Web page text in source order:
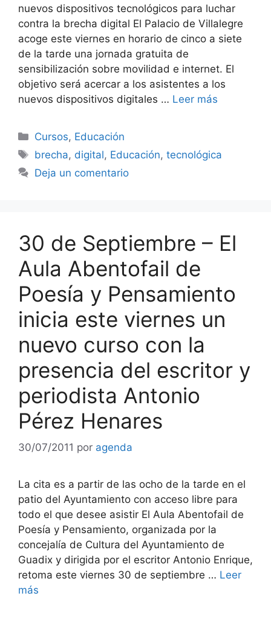
nuevos dispositivos tecnológicos para luchar
contra la brecha digital El Palacio de Villalegre
acoge este viernes en horario de cinco a siete
de la tarde una jornada gratuita de
sensibilización sobre movilidad e internet. El
objetivo será acercar a los asistentes a los
nuevos dispositivos digitales … Leer más
Categorías
Cursos, Educación
Etiquetas
brecha, digital, Educación,tecnológica
Deja un comentario
30 de Septiembre – El
Aula Abentofail de
Poesía y Pensamiento
inicia este viernes un
nuevo curso con la
presencia del escritor y
periodista Antonio
Pérez Henares
30/07/2011 por agenda
La cita es a partir de las ocho de la tarde en el
patio del Ayuntamiento con acceso libre para
todo el que desee asistir El Aula Abentofail de
Poesía y Pensamiento, organizada por la
concejalía de Cultura del Ayuntamiento de
Guadix y dirigida por el escritor Antonio Enrique,
retoma este viernes 30 de septiembre … Leer
más